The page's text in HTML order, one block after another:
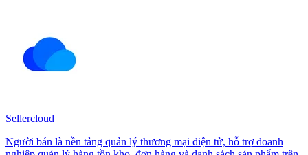
Sellercloud
Người bán là nền tảng quản lý thương mại điện tử, hỗ trợ doanh